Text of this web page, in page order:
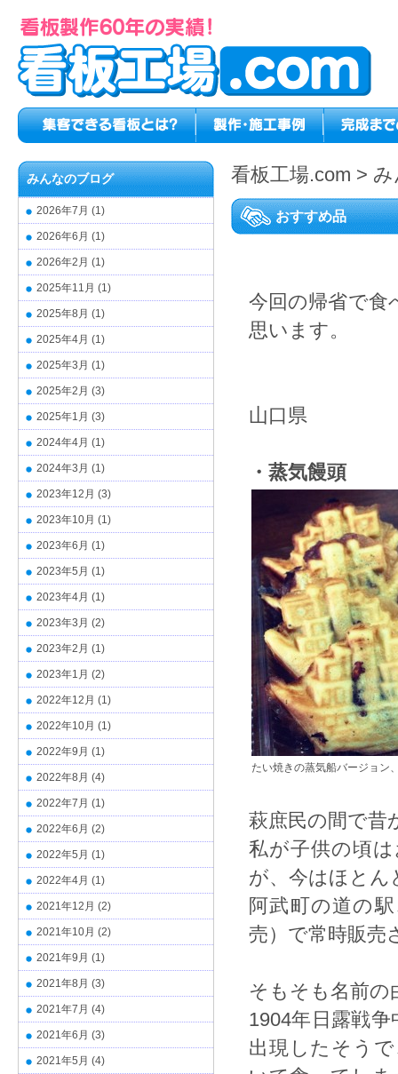
看板工場.com >
おすすめ品
今回の帰省で食
思います。
山口県
・蒸気饅頭
たい焼きの蒸気船バージョン
萩庶民の間で昔
私が子供の頃
が、今はほと
阿武町の道の
売）で常時販売
そもそも名前の
1904年日露戦
出現したそう
みんなのブログ
2026年7月 (1)
2026年6月 (1)
2026年2月 (1)
2025年11月 (1)
2025年8月 (1)
2025年4月 (1)
2025年3月 (1)
2025年2月 (3)
2025年1月 (3)
2024年4月 (1)
2024年3月 (1)
2023年12月 (3)
2023年10月 (1)
2023年6月 (1)
2023年5月 (1)
2023年4月 (1)
2023年3月 (2)
2023年2月 (1)
2023年1月 (2)
2022年12月 (1)
2022年10月 (1)
2022年9月 (1)
2022年8月 (4)
2022年7月 (1)
2022年6月 (2)
2022年5月 (1)
2022年4月 (1)
2021年12月 (2)
2021年10月 (2)
2021年9月 (1)
2021年8月 (3)
2021年7月 (4)
2021年6月 (3)
2021年5月 (4)